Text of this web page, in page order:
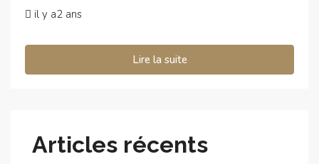
il y a2 ans
Lire la suite
Articles récents